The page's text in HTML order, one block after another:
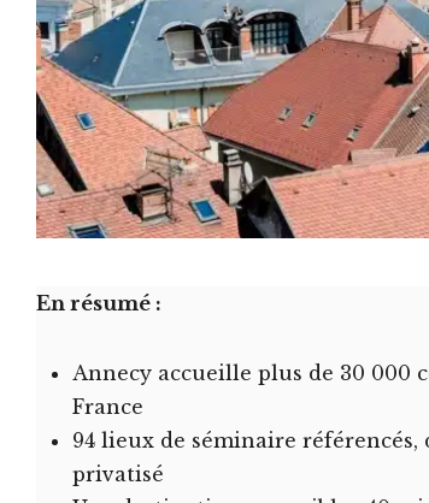
En résumé :
Annecy accueille plus de 30 000
France
94 lieux de séminaire référencés,
privatisé